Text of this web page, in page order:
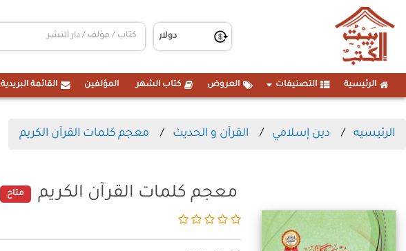
الرئيسية التصنيفات العروض كتاب الشهر المؤلفين القائمة البريدية
الرئيسيه دين إسلامي القرآن و الحديث معجم كلمات القرآن الكريم
معجم كلمات القرآن الكريم متاح